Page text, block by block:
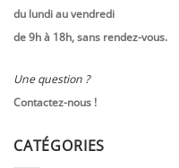
du lundi au vendredi
de 9h à 18h, sans rendez-vous.
Une question ?
Contactez-nous !
CATÉGORIES